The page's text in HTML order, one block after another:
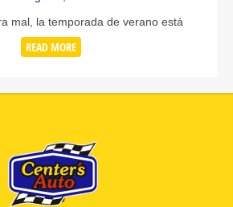
mal, la temporada de verano está
READ MORE